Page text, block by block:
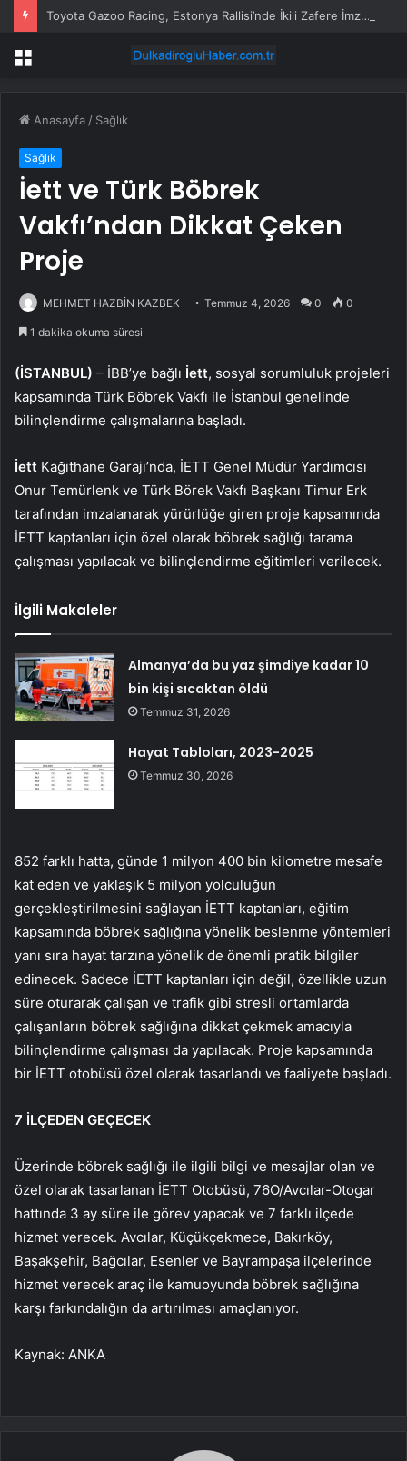
Toyota Gazoo Racing, Estonya Rallisi’nde İkili Zafere İmza Attı
Menü
Anasayfa / Sağlık
Sağlık
İett ve Türk Böbrek
Vakfı’ndan Dikkat Çeken
Proje
MEHMET HAZBİN KAZBEK Temmuz 4, 2026 0 0
1 dakika okuma süresi
(İSTANBUL) – İBB’ye bağlı İett, sosyal sorumluluk projeleri
kapsamında Türk Böbrek Vakfı ile İstanbul genelinde
bilinçlendirme çalışmalarına başladı.
İett Kağıthane Garajı’nda, İETT Genel Müdür Yardımcısı
Onur Temürlenk ve Türk Börek Vakfı Başkanı Timur Erk
tarafından imzalanarak yürürlüğe giren proje kapsamında
İETT kaptanları için özel olarak böbrek sağlığı tarama
çalışması yapılacak ve bilinçlendirme eğitimleri verilecek.
İlgili Makaleler
Almanya’da bu yaz şimdiye kadar 10
bin kişi sıcaktan öldü
Temmuz 31, 2026
Hayat Tabloları, 2023-2025
Temmuz 30, 2026
852 farklı hatta, günde 1 milyon 400 bin kilometre mesafe
kat eden ve yaklaşık 5 milyon yolculuğun
gerçekleştirilmesini sağlayan İETT kaptanları, eğitim
kapsamında böbrek sağlığına yönelik beslenme yöntemleri
yanı sıra hayat tarzına yönelik de önemli pratik bilgiler
edinecek. Sadece İETT kaptanları için değil, özellikle uzun
süre oturarak çalışan ve trafik gibi stresli ortamlarda
çalışanların böbrek sağlığına dikkat çekmek amacıyla
bilinçlendirme çalışması da yapılacak. Proje kapsamında
bir İETT otobüsü özel olarak tasarlandı ve faaliyete başladı.
7 İLÇEDEN GEÇECEK
Üzerinde böbrek sağlığı ile ilgili bilgi ve mesajlar olan ve
özel olarak tasarlanan İETT Otobüsü, 76O/Avcılar-Otogar
hattında 3 ay süre ile görev yapacak ve 7 farklı ilçede
hizmet verecek. Avcılar, Küçükçekmece, Bakırköy,
Başakşehir, Bağcılar, Esenler ve Bayrampaşa ilçelerinde
hizmet verecek araç ile kamuoyunda böbrek sağlığına
karşı farkındalığın da artırılması amaçlanıyor.
Kaynak: ANKA